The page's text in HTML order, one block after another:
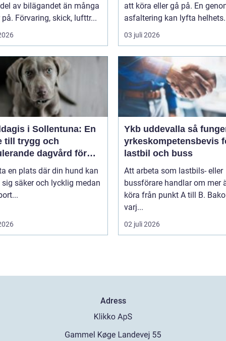
av bilägandet än många
Förvaring, skick, lufttr...
att köra eller gå på. En
asfaltering kan lyfta
03 juli 2026
i Sollentuna: En
till trygg och
dagvård för
en plats där din hund kan
säker och lycklig medan
Ykb uddevalla så fungerar
yrkeskompetensbevis
lastbil och buss
Att arbeta som lastbils- eller
bussförare handlar om mer
köra från punkt A till B.
varj...
02 juli 2026
Adress